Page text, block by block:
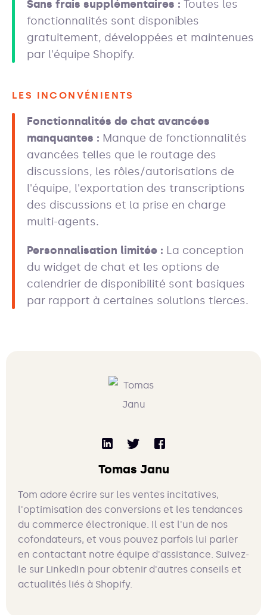
Sans frais supplémentaires : Toutes les
fonctionnalités sont disponibles
gratuitement, développées et maintenues
par l'équipe Shopify.
LES INCONVÉNIENTS
Fonctionnalités de chat avancées
manquantes : Manque de fonctionnalités
avancées telles que le routage des
discussions, les rôles/autorisations de
l'équipe, l'exportation des transcriptions
des discussions et la prise en charge
multi-agents.
Personnalisation limitée : La conception
du widget de chat et les options de
calendrier de disponibilité sont basiques
par rapport à certaines solutions tierces.
Tomas Janu
Tom adore écrire sur les ventes incitatives,
l'optimisation des conversions et les tendances
du commerce électronique. Il est l'un de nos
cofondateurs, et vous pouvez parfois lui parler
en contactant notre équipe d'assistance. Suivez-
le sur LinkedIn pour obtenir d'autres conseils et
actualités liés à Shopify.